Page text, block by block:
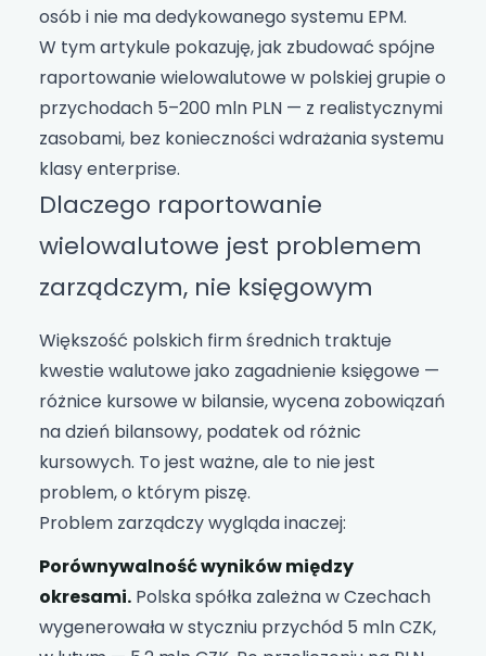
osób i nie ma dedykowanego systemu EPM.
W tym artykule pokazuję, jak zbudować spójne
raportowanie wielowalutowe w polskiej grupie o
przychodach 5–200 mln PLN — z realistycznymi
zasobami, bez konieczności wdrażania systemu
klasy enterprise.
Dlaczego raportowanie
wielowalutowe jest problemem
zarządczym, nie księgowym
Większość polskich firm średnich traktuje
kwestie walutowe jako zagadnienie księgowe —
różnice kursowe w bilansie, wycena zobowiązań
na dzień bilansowy, podatek od różnic
kursowych. To jest ważne, ale to nie jest
problem, o którym piszę.
Problem zarządczy wygląda inaczej:
Porównywalność wyników między
okresami. Polska spółka zależna w Czechach
wygenerowała w styczniu przychód 5 mln CZK,